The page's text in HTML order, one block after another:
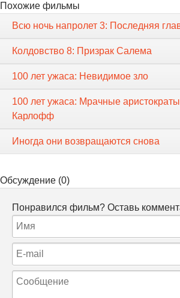
Похожие фильмы
Всю ночь напролет 3: Последняя
Колдовство 8: Призрак Салема
100 лет ужаса: Невидимое зло
100 лет ужаса: Мрачные
Карлофф
Иногда они возвращаются снова
Обсуждение (0)
Понравился фильм? Оставь